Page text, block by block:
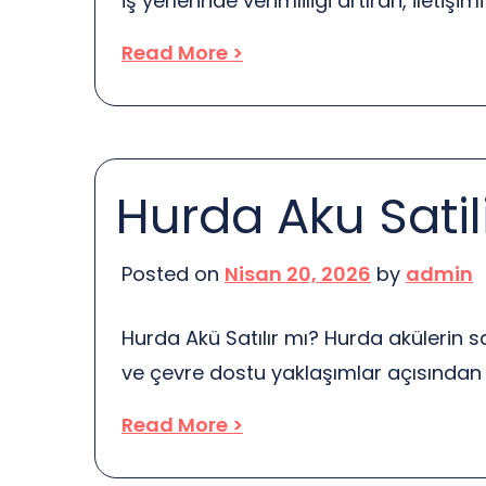
çalışıyorsunuz. Telefonlar çalıyor,
durumda, önemli bir görüşme
de dikkat dağıtıcı unsurları
Read More >
Hurda Aku
Posted on Nisan 20, 2026 by admin
Hurda Akü Satılır mı? Hurda akülerin
ve çevre dostu yaklaşımlar
Ancak, bu süreçte dikkat edilmesi
var. İlk olarak, hurda akülerin satışı,
Read More >